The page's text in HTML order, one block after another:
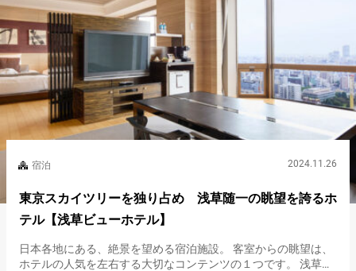
宿泊 2024.11.26
東京スカイツリーを独り占め 浅草随一の眺望を誇るホ
テル【浅草ビューホテル】
日本各地にある、絶景を望める宿泊施設。 客室からの眺望は、
ホテルの人気を左右する大切なコンテンツの１つです。 浅草に